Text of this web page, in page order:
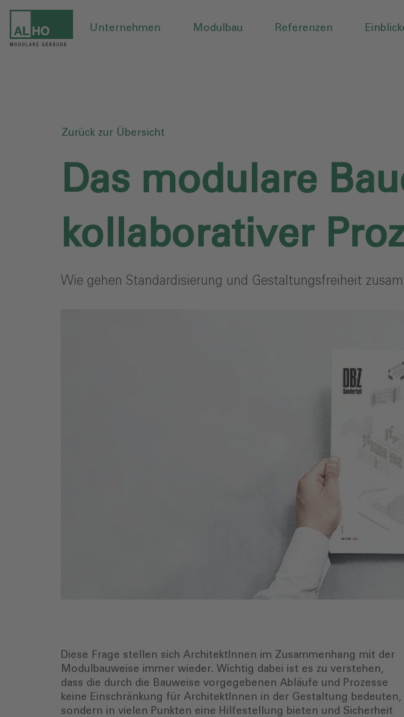
Unternehmen Modulbau Referenzen
Zurück zur Übersicht
Das modulare
kollaborativer
Wie gehen Standardisierung und Gestaltungsfreiheit
Diese Frage stellen sich ArchitektInnen im Zusammenhang mit der
Modulbauweise immer wieder. Wichtig dabei ist es zu verstehen,
dass die durch die Bauweise vorgegebenen Abläufe und Prozesse
keine Einschränkung für ArchitektInnen in der Gestaltung bedeuten,
sondern in vielen Punkten eine Hilfestellung bieten und Sicherheit